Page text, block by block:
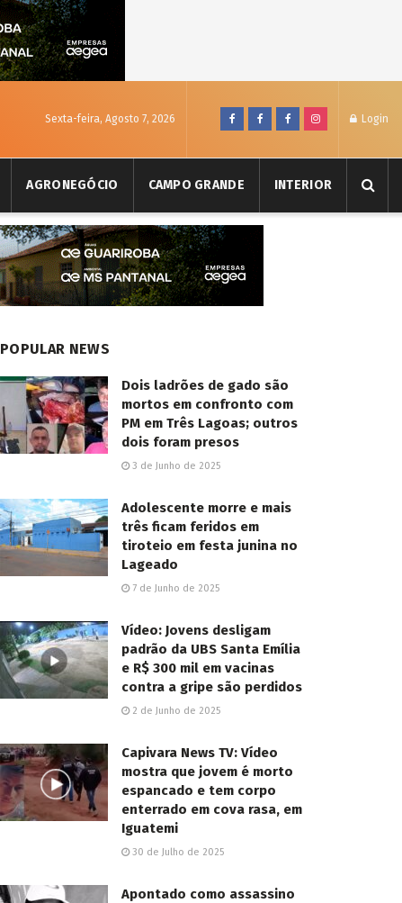
Sexta-feira, Agosto 7, 2026 Login
AGRONEGÓCIO CAMPO GRANDE INTERIOR
POPULAR NEWS
Dois ladrões de gado são
mortos em confronto com
PM em Três Lagoas; outros
dois foram presos
3 de Junho de 2025
Adolescente morre e mais
três ficam feridos em
tiroteio em festa junina no
Lageado
7 de Junho de 2025
Vídeo: Jovens desligam
padrão da UBS Santa Emília
e R$ 300 mil em vacinas
contra a gripe são perdidos
2 de Junho de 2025
Capivara News TV: Vídeo
mostra que jovem é morto
espancado e tem corpo
enterrado em cova rasa, em
Iguatemi
30 de Julho de 2025
Apontado como assassino